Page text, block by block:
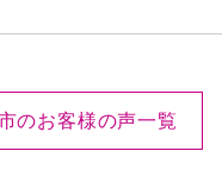
のお客様の声一覧